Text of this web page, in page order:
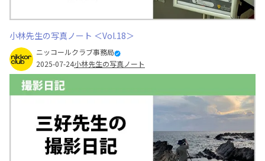
小林先生の写真ノート ＜Vol.18＞
ニッコールクラブ事務局
2025-07-24小林先生の写真ノート